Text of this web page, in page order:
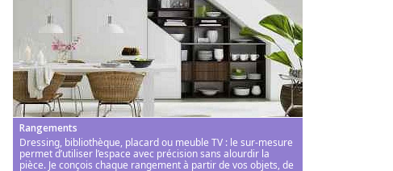
Rangements
Dressing, bibliothèque, placard ou meuble TV : le sur-mesure
permet d’utiliser l’espace avec précision sans alourdir la
pièce. Je conçois chaque rangement à partir de vos objets, de